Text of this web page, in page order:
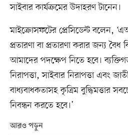
সাইবার কার্যক্রমের উদাহরণ টানেন।
মাইক্রোসফটের প্রেসিডেন্ট বলেন,
প্রতারণা বা প্রতারণা করার জন্য বৈধ
আমাদের পদক্ষেপ নিতে হবে।
নিরাপত্তা, সাইবার নিরাপত্তা এবং
বাধ্যবাধকতাসহ কৃত্রিম বুদ্ধিমত্তার
নিবন্ধন করতে হবে।’
আরও পড়ুন